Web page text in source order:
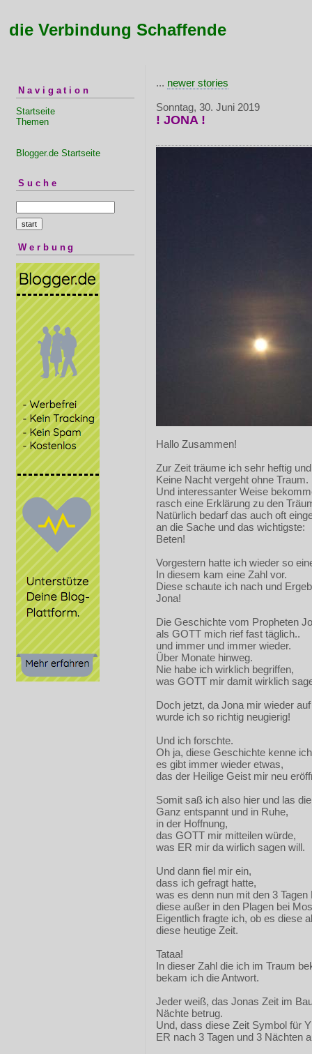
die Verbindung Schaffende
Navigation
Startseite
Themen
Blogger.de Startseite
Suche
Werbung
... newer stories
Sonntag, 30. Juni 2019
! JONA !
Hallo Zusammen!
Zur Zeit träume ich sehr heftig
Keine Nacht vergeht ohne Traum.
Und interessanter Weise
rasch eine Erklärung zu den
Natürlich bedarf das auch oft
an die Sache und das wichtigste:
Beten!
Vorgestern hatte ich wieder so
In diesem kam eine Zahl vor.
Diese schaute ich nach und
Jona!
Die Geschichte vom Propheten
als GOTT mich rief fast täglich..
und immer und immer wieder.
Über Monate hinweg.
Nie habe ich wirklich begriffen,
was GOTT mir damit wirklich
Doch jetzt, da Jona mir wieder
wurde ich so richtig neugierig!
Und ich forschte.
Oh ja, diese Geschichte kenne
es gibt immer wieder etwas,
das der Heilige Geist mir neu
Somit saß ich also hier und las
Ganz entspannt und in Ruhe,
in der Hoffnung,
das GOTT mir mitteilen würde,
was ER mir da wirlich sagen will.
Und dann fiel mir ein,
dass ich gefragt hatte,
was es denn nun mit den 3
diese außer in den Plagen bei
Eigentlich fragte ich, ob es diese
diese heutige Zeit.
Tataa!
In dieser Zahl die ich im Traum
bekam ich die Antwort.
Jeder weiß, das Jonas Zeit im
Nächte betrug.
Und, dass diese Zeit Symbol für
ER nach 3 Tagen und 3 Nächten